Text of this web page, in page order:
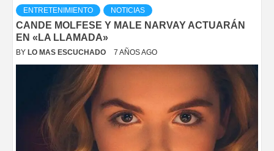
ENTRETENIMIENTO NOTICIAS
CANDE MOLFESE Y MALE NARVAY ACTUARÁN
EN «LA LLAMADA»
BY LO MAS ESCUCHADO 7 AÑOS AGO